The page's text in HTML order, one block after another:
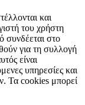
και
του χρήστη
συνδέεται στο
για τη συλλογή
είναι
υπηρεσίες και
Τα cookies μπορεί